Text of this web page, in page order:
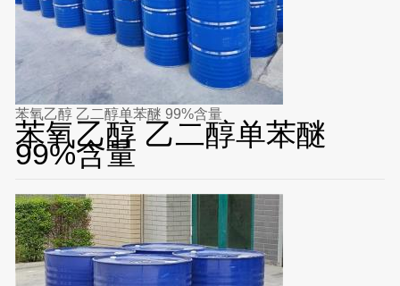
苯氧乙醇 乙二醇单苯醚 99%含量
苯氧乙醇 乙二醇单苯醚
99%含量